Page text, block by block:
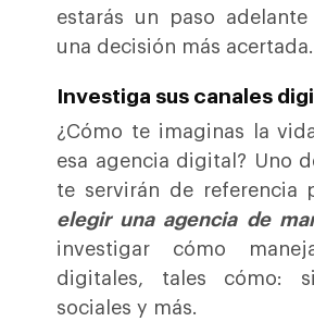
estarás un paso
una decisión más acertada.
Investiga sus canales
¿Cómo te imaginas la
esa agencia digital? Uno
te servirán de referencia
elegir una agencia de
investigar cómo
digitales, tales cómo:
sociales y más.